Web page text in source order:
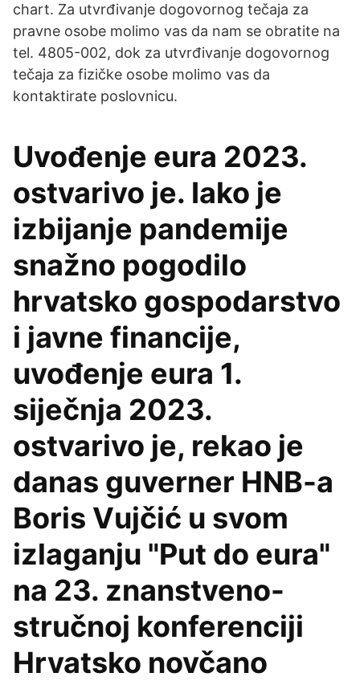
chart. Za utvrđivanje dogovornog tečaja za
pravne osobe molimo vas da nam se obratite na
tel. 4805-002, dok za utvrđivanje dogovornog
tečaja za fizičke osobe molimo vas da
kontaktirate poslovnicu.
Uvođenje eura 2023.
ostvarivo je. Iako je
izbijanje pandemije
snažno pogodilo
hrvatsko gospodarstvo
i javne financije,
uvođenje eura 1.
siječnja 2023.
ostvarivo je, rekao je
danas guverner HNB-a
Boris Vujčić u svom
izlaganju "Put do eura"
na 23. znanstveno-
stručnoj konferenciji
Hrvatsko novčano